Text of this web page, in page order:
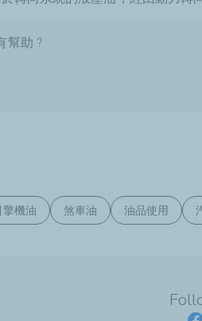
幫助 ?
擎機油 煞車油 油品使用